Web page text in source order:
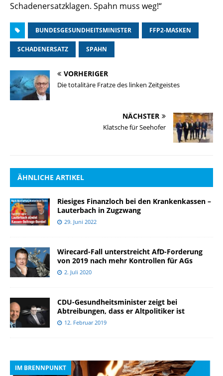
Schadenersatzklagen. Spahn muss weg!“
BUNDESGESUNDHEITSMINISTER FFP2-MASKEN
SCHADENERSATZ SPAHN
VORHERIGER
Die totalitäre Fratze des linken Zeitgeistes
NÄCHSTER
Klatsche für Seehofer
ÄHNLICHE ARTIKEL
Riesiges Finanzloch bei den Krankenkassen –
Lauterbach in Zugzwang
29. Juni 2022
Wirecard-Fall unterstreicht AfD-Forderung
von 2019 nach mehr Kontrollen für AGs
2. Juli 2020
CDU-Gesundheitsminister zeigt bei
Abtreibungen, dass er Altpolitiker ist
12. Februar 2019
IM BRENNPUNKT